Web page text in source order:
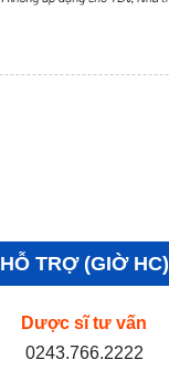
HỖ TRỢ (GIỜ HC)
Dược sĩ tư vấn
0243.766.2222